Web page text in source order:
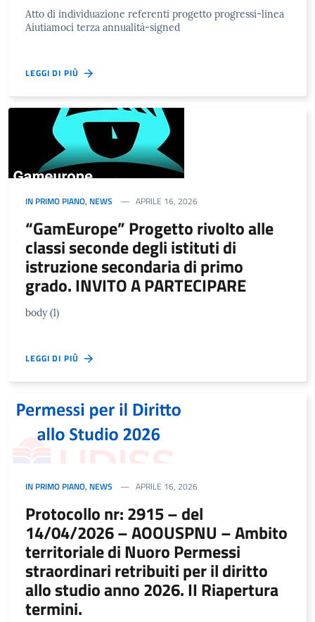
Atto di individuazione referenti progetto progressi-linea
Aiutiamoci terza annualità-signed
LEGGI DI PIÙ
IN PRIMO PIANO, NEWS APRILE 16, 2026
“GamEurope” Progetto rivolto alle
classi seconde degli istituti di
istruzione secondaria di primo
grado. INVITO A PARTECIPARE
body (1)
LEGGI DI PIÙ
IN PRIMO PIANO, NEWS APRILE 16, 2026
Protocollo nr: 2915 – del
14/04/2026 – AOOUSPNU – Ambito
territoriale di Nuoro Permessi
straordinari retribuiti per il diritto
allo studio anno 2026. II Riapertura
termini.